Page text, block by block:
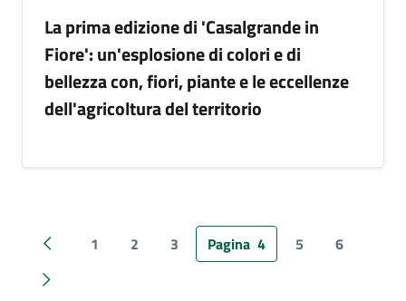
La prima edizione di 'Casalgrande in
Fiore': un'esplosione di colori e di
bellezza con, fiori, piante e le eccellenze
dell'agricoltura del territorio
Pagina precedente
1 2 3 Pagina 4 5 6
Pagina successiva